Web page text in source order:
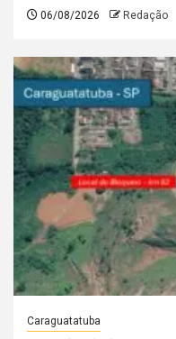
06/08/2026 Redação
Caraguatatuba